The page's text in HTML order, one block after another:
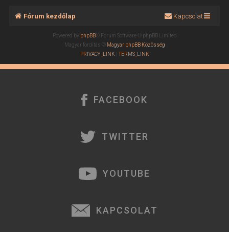
Fórum kezdőlap Kapcsolat
Powered by phpBB® Forum Software © phpBB Limited
Magyar fordítás © Magyar phpBB Közösség
PRIVACY_LINK |TERMS_LINK
FACEBOOK
TWITTER
YOUTUBE
KAPCSOLAT